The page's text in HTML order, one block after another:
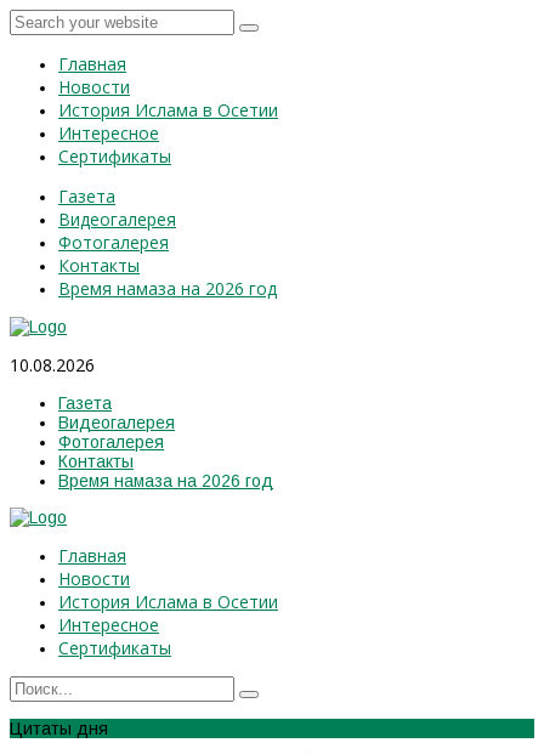
Главная
Новости
История Ислама в Осетии
Интересное
Сертификаты
Газета
Видеогалерея
Фотогалерея
Контакты
Время намаза на 2026 год
10.08.2026
Газета
Видеогалерея
Фотогалерея
Контакты
Время намаза на 2026 год
Главная
Новости
История Ислама в Осетии
Интересное
Сертификаты
Цитаты дня